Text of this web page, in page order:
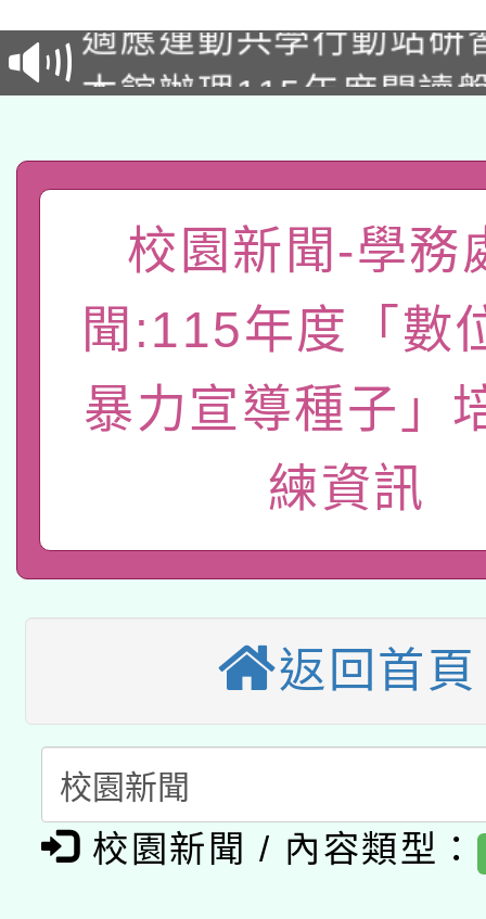
招甄選結果公告(無人
招)
適應運動共學行動站研
本館辦理115年度閱讀
礎課程
A3數位素養講師名單
「數位內容與教學軟
pilot」
薪期間赴陸應申請許可
轉知經濟部水利署委託
業技術研究院辦理「
用水績優單位及節水達
115年8月22日(星期六
桃園市孔廟祈福系列
開 智慧啟航」
2026年桃園地景藝術
本校115學年度第2次
招甄選結果公告(無人
招)
適應運動共學行動站研
本館辦理115年度閱讀
暨閱讀推動專業研習
科技賦能─人工智慧
礎課程
A3數位素養講師名單
「數位內容與教學軟體
pilot」
有關大陸委員會函釋公
校園新聞-學務
聞:115年度「數
暴力宣導種子」
練資訊
返回首頁
校園新聞 / 內容類型：